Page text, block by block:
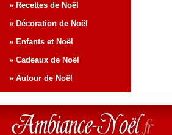
» Recettes de Noël
» Décoration de Noël
» Enfants et Noël
» Cadeaux de Noël
» Autour de Noël